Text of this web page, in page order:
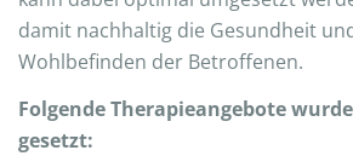
damit nachhaltig die Gesundheit
Wohlbefinden der Betroffenen.
Folgende Therapieangebote
gesetzt: